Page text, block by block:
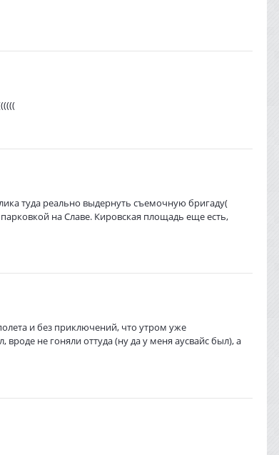
туда реально выдернуть съемочную бригаду(
на Славе. Кировская площадь еще есть,
и без приключений, что утром уже
не гоняли оттуда (ну да у меня аусвайс был), а